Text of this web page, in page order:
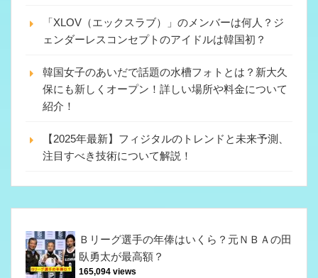
「XLOV（エックスラブ）」のメンバーは何人？ジ
ェンダーレスコンセプトのアイドルは韓国初？
韓国女子のあいだで話題の水槽フォトとは？新大久
保にも新しくオープン！詳しい場所や料金について
紹介！
【2025年最新】フィジタルのトレンドと未来予測、
注目すべき技術について解説！
Ｂリーグ選手の年俸はいくら？元ＮＢＡの田
臥勇太が最高額？
165,094 views